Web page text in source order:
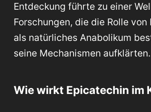
Entdeckung führte zu einer
Forschungen, die die Rolle
als natürliches Anabolikum
seine Mechanismen aufklärten.
Wie wirkt Epicatechin im